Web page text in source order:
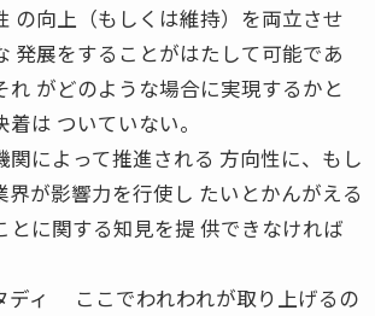
の向上（もしくは維持）を両立させ
発展をすることがはたして可能であ
れ がどのような場合に実現するかと
は ついていない。
関によって推進される 方向性に、もし
界が影響力を行使し たいとかんがえる
とに関する知見を提 供できなければ
ディ ここでわれわれが取り上げるの